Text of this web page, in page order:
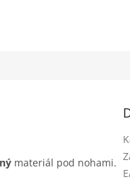
materiál pod nohami.